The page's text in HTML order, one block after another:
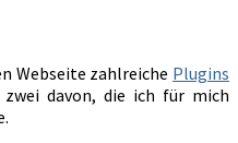
Webseite zahlreiche Plugins
davon, die ich für mich